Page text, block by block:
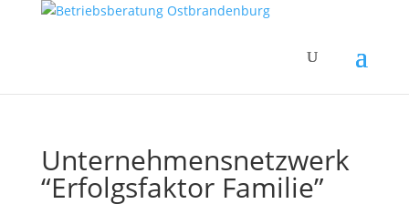
Unternehmensnetzwerk
“Erfolgsfaktor Familie”